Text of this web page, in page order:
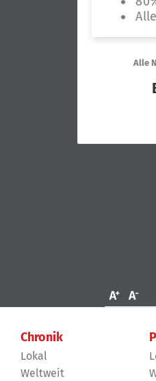
Chronik
Lokal
Weltweit